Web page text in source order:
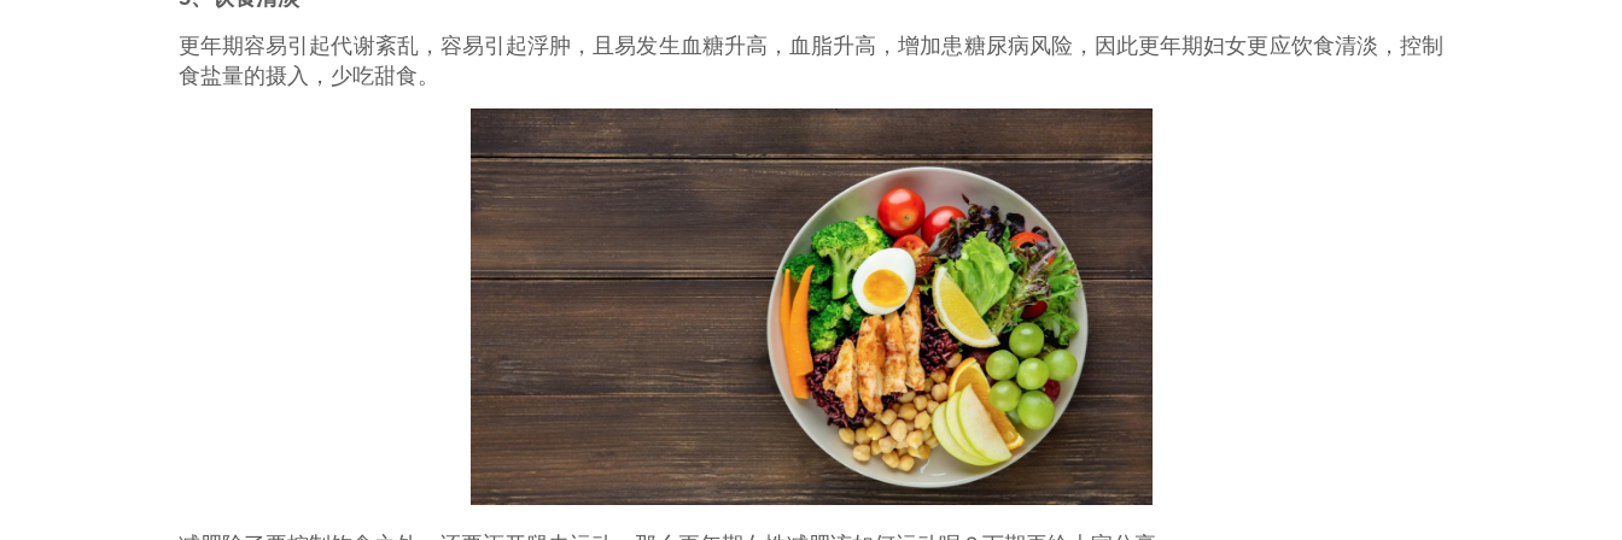
更年期容易引起代谢紊乱，容易引起浮肿，且易发生血糖升高，血脂升高，增加患糖尿病风险，因此更年期妇女更应饮食清淡，控制
食盐量的摄入，少吃甜食。